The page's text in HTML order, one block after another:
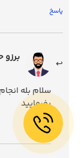
پاسخ
برزو
سلام بله
بفرمایید
پاسخ